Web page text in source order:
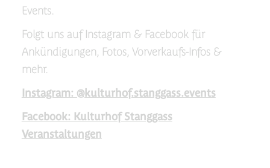
Events.
Folgt uns auf Instagram & Facebook für
Ankündigungen, Fotos, Vorverkaufs-Infos &
mehr.
Instagram: @kulturhof.stanggass.events
Facebook: Kulturhof Stanggass
Veranstaltungen